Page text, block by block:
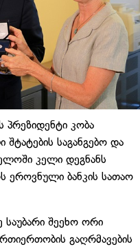
კობა
შტატების საგანგებო და
კელი დეგნანს
ეროვნული ბანკის სათაო
საუბარი შეეხო ორი
გაღრმავების